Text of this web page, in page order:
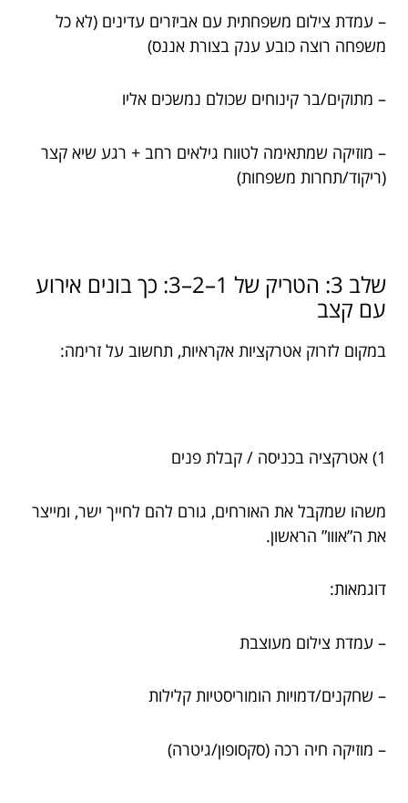
– עמדת צילום משפחתית עם אביזרים עדינים (לא כל
משפחה רוצה כובע ענק בצורת אננס)
– מתוקים/בר קינוחים שכולם נמשכים אליו
– מוזיקה שמתאימה לטווח גילאים רחב + רגע שיא קצר
(ריקוד/תחרות משפחות)
שלב 3: הטריק של 1–2–3: כך בונים אירוע
עם קצב
במקום לזרוק אטרקציות אקראיות, תחשוב על זרימה:
1) אטרקציה בכניסה / קבלת פנים
משהו שמקבל את האורחים, גורם להם לחייך ישר, ומייצר
את ה”אווו” הראשון.
דוגמאות:
– עמדת צילום מעוצבת
– שחקנים/דמויות הומוריסטיות קלילות
– מוזיקה חיה רכה (סקסופון/גיטרה)